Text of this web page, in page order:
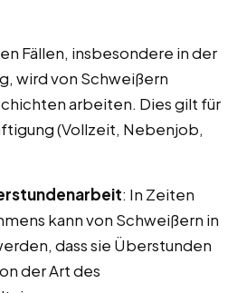
Fällen, insbesondere in der
wird von Schweißern
arbeiten. Dies gilt für
(Vollzeit, Nebenjob,
: In Zeiten
kann von Schweißern in
dass sie Überstunden
der Art des